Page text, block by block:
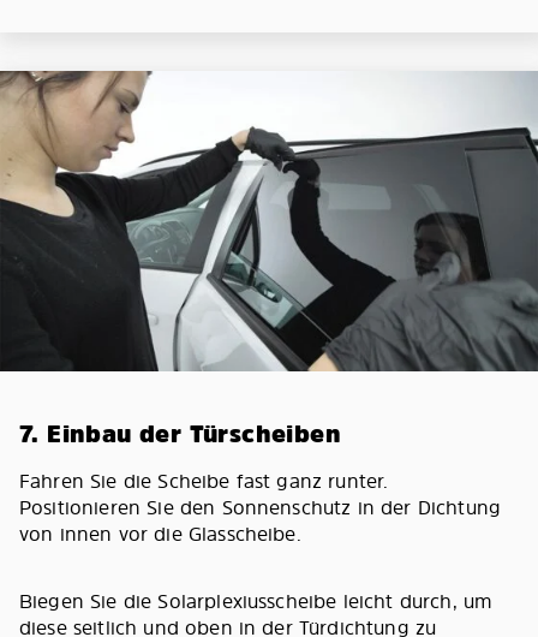
7. Einbau der Türscheiben
Fahren Sie die Scheibe fast ganz runter.
Positionieren Sie den Sonnenschutz in der Dichtung
von innen vor die Glasscheibe.
Biegen Sie die Solarplexiusscheibe leicht durch, um
diese seitlich und oben in der Türdichtung zu